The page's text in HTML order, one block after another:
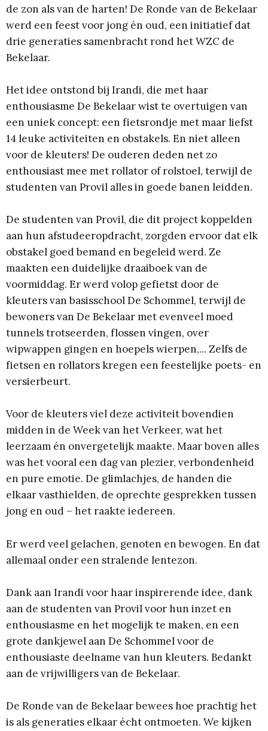
de zon als van de harten! De Ronde van de Bekelaar
werd een feest voor jong én oud, een initiatief dat
drie generaties samenbracht rond het WZC de
Bekelaar.
Het idee ontstond bij Irandi, die met haar
enthousiasme De Bekelaar wist te overtuigen van
een uniek concept: een fietsrondje met maar liefst
14 leuke activiteiten en obstakels. En niet alleen
voor de kleuters! De ouderen deden net zo
enthousiast mee met rollator of rolstoel, terwijl de
studenten van Provil alles in goede banen leidden.
De studenten van Provil, die dit project koppelden
aan hun afstudeeropdracht, zorgden ervoor dat elk
obstakel goed bemand en begeleid werd. Ze
maakten een duidelijke draaiboek van de
voormiddag. Er werd volop gefietst door de
kleuters van basisschool De Schommel, terwijl de
bewoners van De Bekelaar met evenveel moed
tunnels trotseerden, flossen vingen, over
wipwappen gingen en hoepels wierpen,... Zelfs de
fietsen en rollators kregen een feestelijke poets- en
versierbeurt.
Voor de kleuters viel deze activiteit bovendien
midden in de Week van het Verkeer, wat het
leerzaam én onvergetelijk maakte. Maar boven alles
was het vooral een dag van plezier, verbondenheid
en pure emotie. De glimlachjes, de handen die
elkaar vasthielden, de oprechte gesprekken tussen
jong en oud – het raakte iedereen.
Er werd veel gelachen, genoten en bewogen. En dat
allemaal onder een stralende lentezon.
Dank aan Irandi voor haar inspirerende idee, dank
aan de studenten van Provil voor hun inzet en
enthousiasme en het mogelijk te maken, en een
grote dankjewel aan De Schommel voor de
enthousiaste deelname van hun kleuters. Bedankt
aan de vrijwilligers van de Bekelaar.
De Ronde van de Bekelaar bewees hoe prachtig het
is als generaties elkaar écht ontmoeten. We kijken